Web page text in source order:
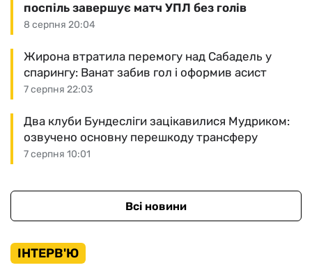
8 серпня 20:04
поспіль завершує матч УПЛ без голів
7 серпня 22:03
Жирона втратила перемогу над Сабадель у
спарингу: Ванат забив гол і оформив асист
7 серпня 10:01
Два клуби Бундесліги зацікавилися Мудриком:
озвучено основну перешкоду трансферу
Всі новини
ІНТЕРВ'Ю